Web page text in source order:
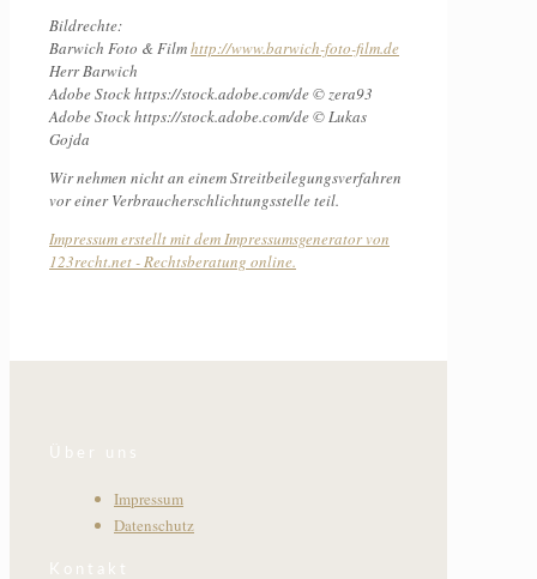
Bildrechte:
Barwich Foto & Filmhttp://www.barwich-foto-film.de
Herr Barwich
Adobe Stock https://stock.adobe.com/de © zera93
Adobe Stock https://stock.adobe.com/de © Lukas
Gojda
Wir nehmen nicht an einem Streitbeilegungsverfahren
vor einer Verbraucherschlichtungsstelle teil.
Impressum erstellt mit dem Impressumsgenerator von
123recht.net - Rechtsberatung online.
Über uns
Impressum
Datenschutz
Kontakt